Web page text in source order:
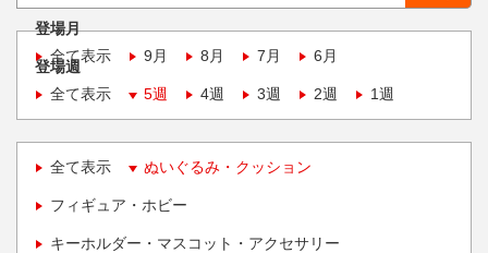
登場月
全て表示
9月 8月 7月 6月
登場週
全て表示
5週 4週 3週 2週 1週
全て表示 ぬいぐるみ・クッション
フィギュア・ホビー
キーホルダー・マスコット・アクセサリー